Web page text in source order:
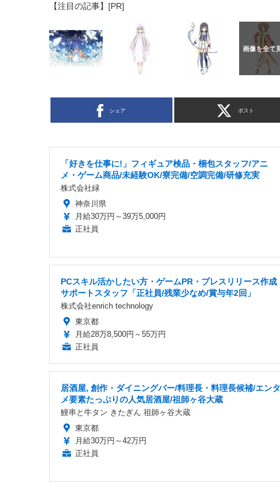
【注目の記事】[PR]
シェア ポスト
「好きを仕事に!」フィギュア検品・梱包スタッフ/アニ
メ・ゲーム商品/未経験OK/寮完備/空調完備/研修充実
株式会社緑
神奈川県
月給30万円～39万5,000円
正社員
PCスキル活かしたい方・ゲームPR・プレスリリース作成
サポートスタッフ「正社員/残業少なめ/賞与年2回」
株式会社enrich technology
東京都
月給28万8,500円～55万円
正社員
居酒屋, 創作・ダイニングバー/料理長・料理長候補/エンタ
メ要素たっぷりの人気居酒屋/祖師ヶ谷大蔵
鰻串と牛タン きたぎん 祖師ヶ谷大蔵
東京都
月給30万円～42万円
正社員